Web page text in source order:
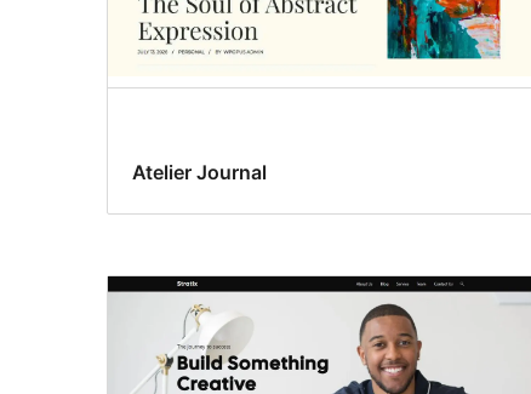
Atelier Journal